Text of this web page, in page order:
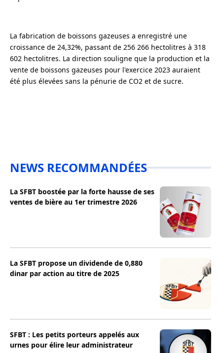
La fabrication de boissons gazeuses a enregistré une
croissance de 24,32%, passant de 256 266 hectolitres à 318
602 hectolitres. La direction souligne que la production et la
vente de boissons gazeuses pour l'exercice 2023 auraient
été plus élevées sans la pénurie de CO2 et de sucre.
NEWS RECOMMANDÉES
La SFBT boostée par la forte hausse de ses
ventes de bière au 1er trimestre 2026
La SFBT propose un dividende de 0,880
dinar par action au titre de 2025
SFBT : Les petits porteurs appelés aux
urnes pour élire leur administrateur